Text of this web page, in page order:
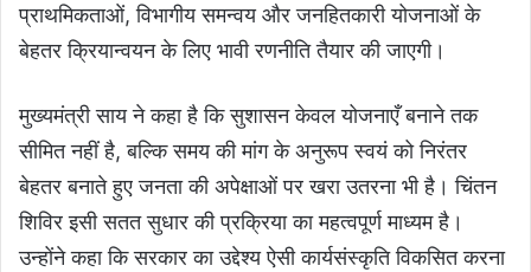
प्राथमिकताओं, विभागीय समन्वय और जनहितकारी योजनाओं के
बेहतर क्रियान्वयन के लिए भावी रणनीति तैयार की जाएगी।
मुख्यमंत्री साय ने कहा है कि सुशासन केवल योजनाएँ बनाने तक
सीमित नहीं है, बल्कि समय की मांग के अनुरूप स्वयं को निरंतर
बेहतर बनाते हुए जनता की अपेक्षाओं पर खरा उतरना भी है। चिंतन
शिविर इसी सतत सुधार की प्रक्रिया का महत्वपूर्ण माध्यम है।
उन्होंने कहा कि सरकार का उद्देश्य ऐसी कार्यसंस्कृति विकसित करना